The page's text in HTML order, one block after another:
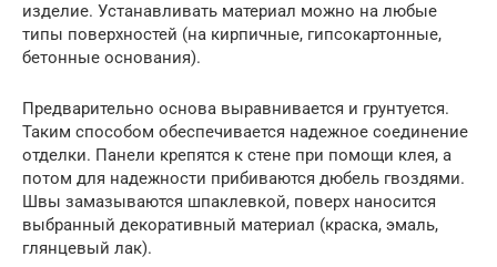
изделие. Устанавливать материал можно на любые
типы поверхностей (на кирпичные, гипсокартонные,
бетонные основания).
Предварительно основа выравнивается и грунтуется.
Таким способом обеспечивается надежное соединение
отделки. Панели крепятся к стене при помощи клея, а
потом для надежности прибиваются дюбель гвоздями.
Швы замазываются шпаклевкой, поверх наносится
выбранный декоративный материал (краска, эмаль,
глянцевый лак).